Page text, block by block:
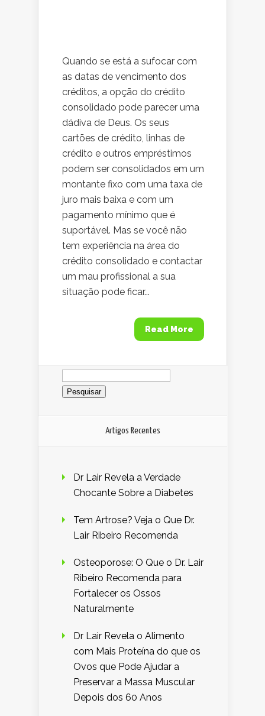
Quando se está a sufocar com
as datas de vencimento dos
créditos, a opção do crédito
consolidado pode parecer uma
dádiva de Deus. Os seus
cartões de crédito, linhas de
crédito e outros empréstimos
podem ser consolidados em um
montante fixo com uma taxa de
juro mais baixa e com um
pagamento mínimo que é
suportável. Mas se você não
tem experiência na área do
crédito consolidado e contactar
um mau profissional a sua
situação pode ficar...
Read More
Pesquisar
por:
Artigos Recentes
Dr Lair Revela a Verdade
Chocante Sobre a Diabetes
Tem Artrose? Veja o Que Dr.
Lair Ribeiro Recomenda
Osteoporose: O Que o Dr. Lair
Ribeiro Recomenda para
Fortalecer os Ossos
Naturalmente
Dr Lair Revela o Alimento
com Mais Proteína do que os
Ovos que Pode Ajudar a
Preservar a Massa Muscular
Depois dos 60 Anos